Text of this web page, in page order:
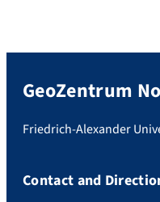
GeoZentrum
Friedrich-Alexander
Contact and